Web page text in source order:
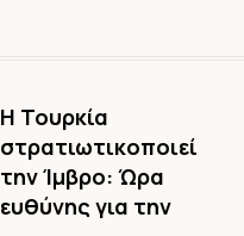
Η Τουρκία
στρατιωτικοποιεί
την Ίμβρο: Ώρα
ευθύνης για την